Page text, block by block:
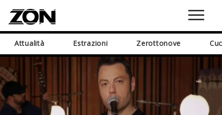
Attualità Estrazioni Zerottonove